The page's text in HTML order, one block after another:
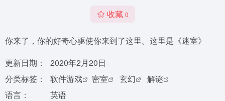
收藏 0
你来了，你的好奇心驱使你来到了这里。这里是《迷室》
更新日期：
2020年2月20日
分类标签：
软件游戏 密室 玄幻
解谜
语言：
英语